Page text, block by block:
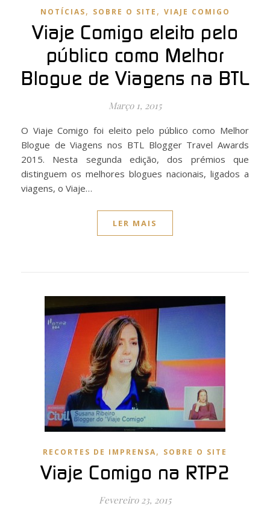
NOTÍCIAS, SOBRE O SITE , VIAJE COMIGO
Viaje Comigo eleito pelo
público como Melhor
Blogue de Viagens na BTL
Março 1, 2015
O Viaje Comigo foi eleito pelo público como Melhor
Blogue de Viagens nos BTL Blogger Travel Awards
2015. Nesta segunda edição, dos prémios que
distinguem os melhores blogues nacionais, ligados a
viagens, o Viaje…
LER MAIS
RECORTES DE IMPRENSA, SOBRE O SITE
Viaje Comigo na RTP2
Fevereiro 23, 2015